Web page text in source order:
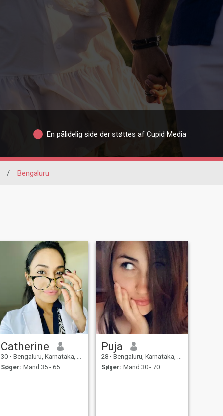
En pålidelig side der støttes af Cupid Media
/ Bengaluru
Catherine
30 • Bengaluru, Karnataka, Indien
Søger: Mand 35 - 65
Puja
28 • Bengaluru, Karnataka, Indien
Søger: Mand 30 - 70